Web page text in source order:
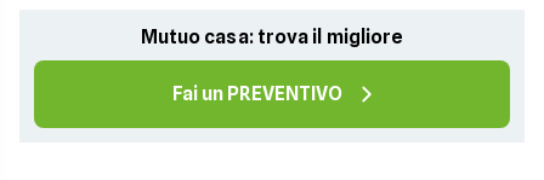
Mutuo casa: trova il migliore
Fai un PREVENTIVO